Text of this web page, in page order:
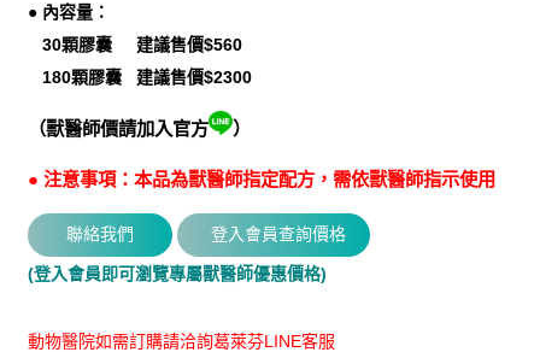
● 內容量：
30顆膠囊 建議售價$560
180顆膠囊 建議售價$2300
（獸醫師價請加入官方 ）
● 注意事項：本品為獸醫師指定配方，需依獸醫師指示使用
(登入會員即可瀏覽專屬獸醫師優惠價格)
動物醫院如需訂購請洽詢葛萊芬LINE客服